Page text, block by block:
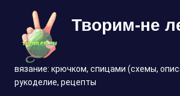
содержимому
Творим-не
вязание: крючком, спицами (схемы,
рукоделие, рецепты